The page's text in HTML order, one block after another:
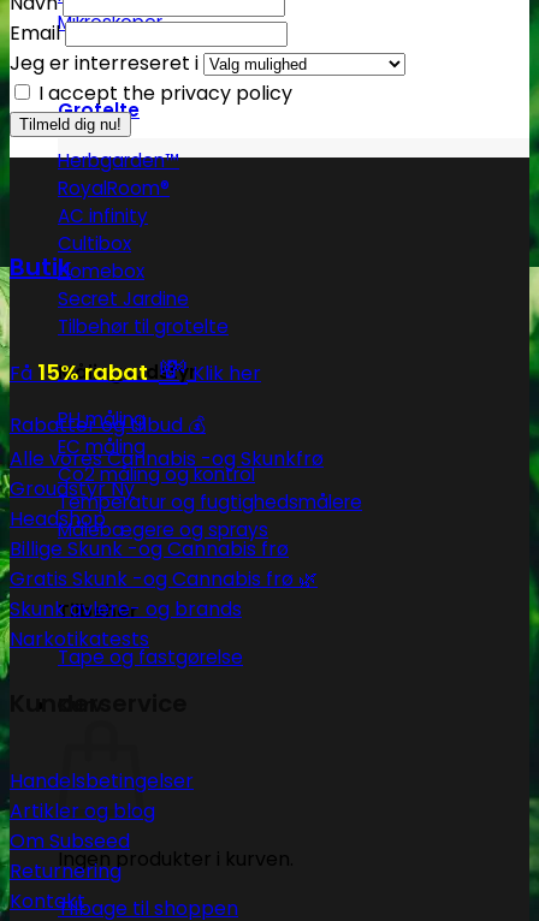
Mikroskoper
Grotelte
Herbgarden™
RoyalRoom®
AC infinity
Cultibox
Homebox
Secret Jardine
Tilbehør til grotelte
Målingsudstyr
PH måling
EC måling
Co2 måling og kontrol
Temperatur og fugtighedsmålere
Målebægere og sprays
Tilbehør
Tape og fastgørelse
Ingen produkter i kurven.
Tilbage til shoppen
Email
Jeg er interreseret i
I accept the privacy policy
Butik
Få 15% rabat 💸Klik her
Rabatter og tilbud 💰
Alle vores Cannabis -og Skunkfrø
Groudstyr
Headshop
Billige Skunk -og Cannabis frø
Gratis Skunk -og Cannabis frø 🌿
Skunk avlere- og brands
Narkotikatests
Kunderservice
Handelsbetingelser
Artikler og blog
Om Subseed
Returnering
Kontakt